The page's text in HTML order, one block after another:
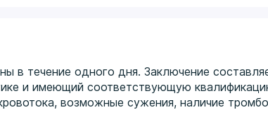
в течение одного дня. Заключение
и имеющий соответствующую
возможные сужения, наличие